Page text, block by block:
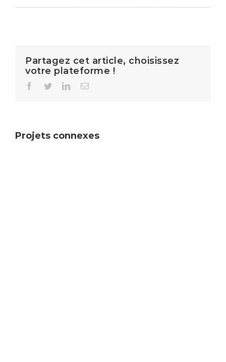
Partagez cet article, choisissez
votre plateforme !
Facebook
TwitterLinkedInEmail
Projets connexes